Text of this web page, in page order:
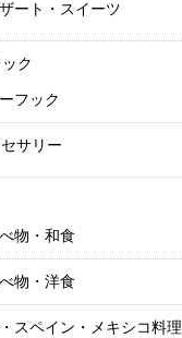
ート・スイーツ
ク
フック
サリー
物・和食
物・洋食
スペイン・メキシコ料理